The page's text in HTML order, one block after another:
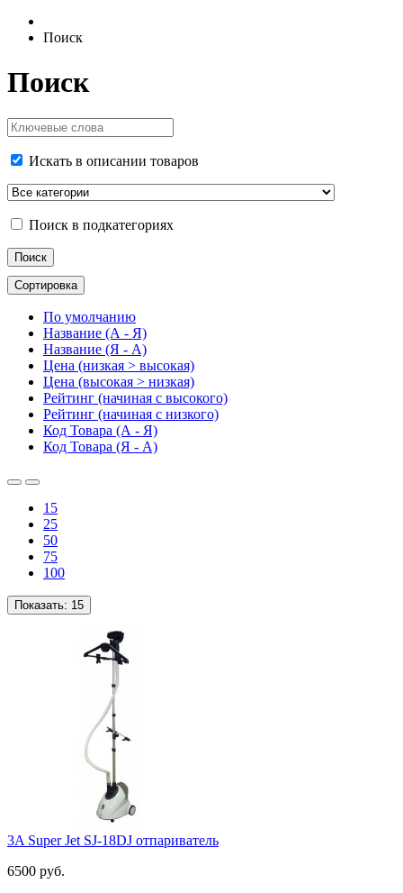
Поиск
Поиск
Искать в описании товаров
Поиск в подкатегориях
Сортировка
По умолчанию
Название (А - Я)
Название (Я - А)
Цена (низкая > высокая)
Цена (высокая > низкая)
Рейтинг (начиная с высокого)
Рейтинг (начиная с низкого)
Код Товара (А - Я)
Код Товара (Я - А)
15
25
50
75
100
Показать: 15
3A Super Jet SJ-18DJ отпариватель
6500 руб.